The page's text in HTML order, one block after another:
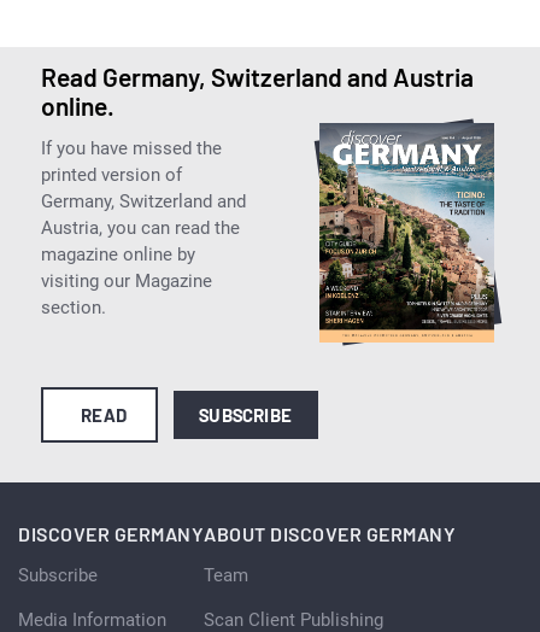
Read Germany, Switzerland and Austria
online.
If you have missed the
printed version of
Germany, Switzerland and
Austria, you can read the
magazine online by
visiting our Magazine
section.
READ SUBSCRIBE
DISCOVER GERMANY
Subscribe
Media Information
ABOUT DISCOVER GERMANY
Team
Scan Client Publishing